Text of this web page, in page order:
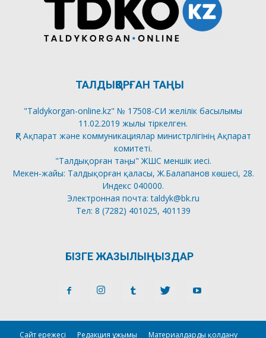
ТАЛДЫҚОРҒАН ТАҢЫ
"Taldykorgan-online.kz" № 17508-СИ желілік басылымы
11.02.2019 жылы тіркелген.
ҚР Ақпарат және коммуникациялар министрлігінің Ақпарат
комитеті.
"Талдықорған таңы" ЖШС меншік иесі.
Мекен-жайы: Талдықорған қаласы, Ж.Балапанов көшесі, 28.
Индекс 040000.
Электронная почта: taldyk@bk.ru
Тел: 8 (7282) 401025, 401139
БІЗГЕ ЖАЗЫЛЫҢЫЗДАР
Сайт ережесі Редакция ұжымы Материалдарды қолдану